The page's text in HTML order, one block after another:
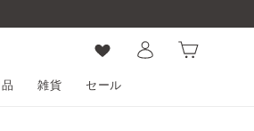
雑貨 セール